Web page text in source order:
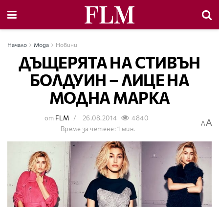
Начало Мода Новини
ДЪЩЕРЯТА НА СТИВЪН
БОЛДУИН – ЛИЦЕ НА
МОДНА МАРКА
от FLM 26.08.2014
4840
Време за четене: 1 мин.
AA